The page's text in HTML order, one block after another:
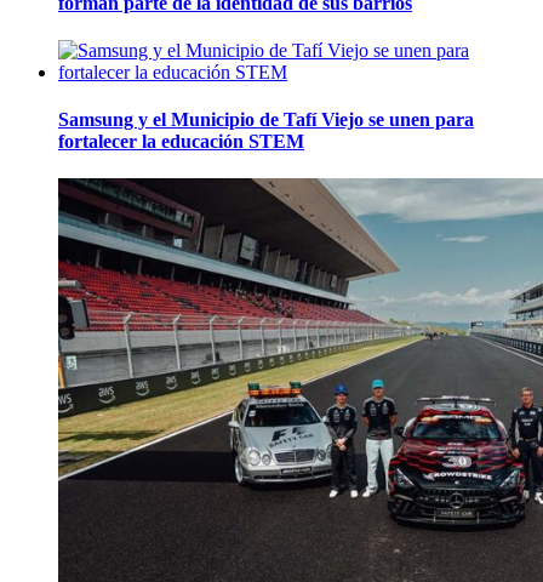
Samsung y el Municipio de Tafí Viejo se unen para
fortalecer la educación STEM